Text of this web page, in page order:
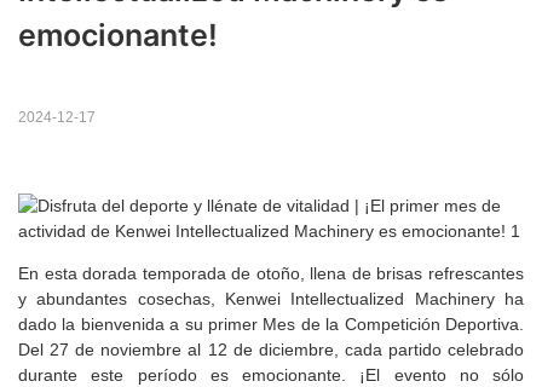
emocionante!
2024-12-17
En esta dorada temporada de otoño, llena de brisas refrescantes
y abundantes cosechas, Kenwei Intellectualized Machinery ha
dado la bienvenida a su primer Mes de la Competición Deportiva.
Del 27 de noviembre al 12 de diciembre, cada partido celebrado
durante este período es emocionante. ¡El evento no sólo